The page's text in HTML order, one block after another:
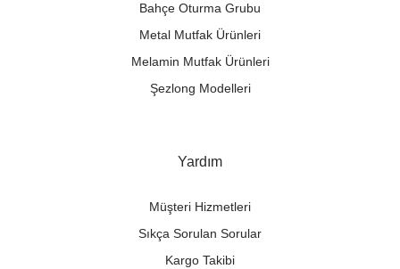
Bahçe Oturma Grubu
Metal Mutfak Ürünleri
Melamin Mutfak Ürünleri
Şezlong Modelleri
Yardım
Müşteri Hizmetleri
Sıkça Sorulan Sorular
Kargo Takibi